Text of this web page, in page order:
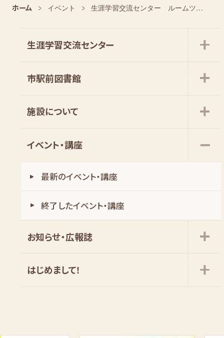
ホーム イベント 生涯学習交流センター ルームツアー
生涯学習交流センター
市駅前図書館
施設について
イベント・講座
最新のイベント・講座
お知らせ・広報誌
はじめまして!